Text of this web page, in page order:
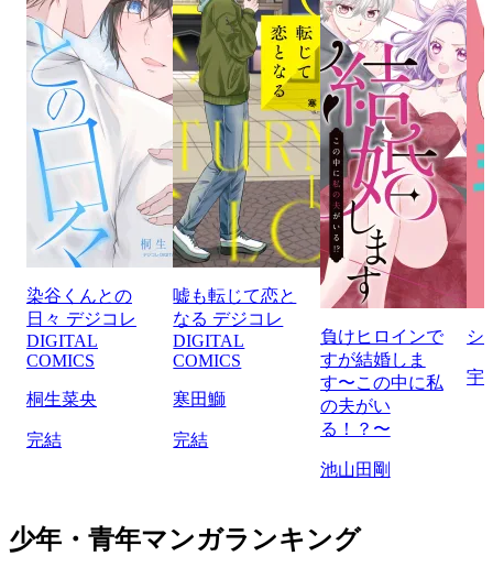
染谷くんとの
日々 デジコレ
DIGITAL
COMICS
桐生菜央
完結
嘘も転じて恋と
なる デジコレ
DIGITAL
COMICS
寒田鰤
完結
負けヒロインで
すが結婚しま
す〜この中に私
の夫がい
る！？〜
池山田剛
シ
宇
少年・青年マンガランキング